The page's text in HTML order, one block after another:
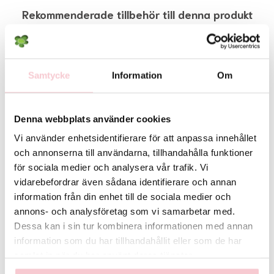
Samtycke Information Om
Denna webbplats använder cookies
Vi använder enhetsidentifierare för att anpassa innehållet
och annonserna till användarna, tillhandahålla funktioner
för sociala medier och analysera vår trafik. Vi
vidarebefordrar även sådana identifierare och annan
information från din enhet till de sociala medier och
annons- och analysföretag som vi samarbetar med.
Dessa kan i sin tur kombinera informationen med annan
information som du har tillhandahållit eller som de har
beroende på dagspriser och lokalt utbud. Vid behov kan vissa
alltid att bukettens färg, form och värde bevaras. Skulle detta inte vara
För fullständiga villkor, se: https://www.flowerhouse.se/info/villkor/
Rekommenderade tillbehör till denna produkt
Handbukett med en
rosa germini
129 kr
Köp
Handbukett med en röd
ros
89 kr
Köp